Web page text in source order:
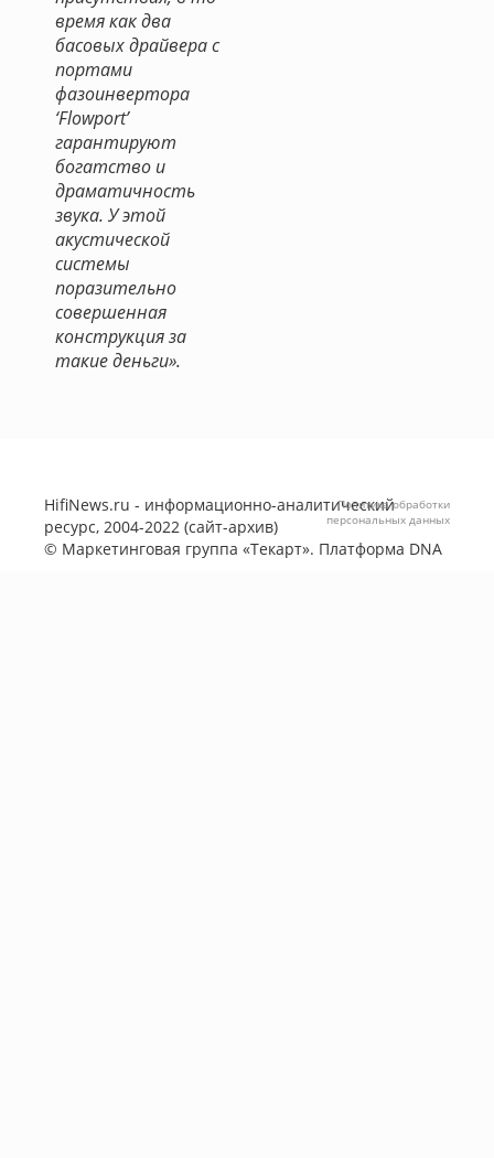
время как два
басовых драйвера с
портами
фазоинвертора
‘Flowport’
гарантируют
богатство и
драматичность
звука. У этой
акустической
системы
поразительно
совершенная
конструкция за
такие деньги».
HifiNews.ru - информационно-аналитический
ресурс, 2004-2022 (сайт-архив)
© Маркетинговая группа «Текарт». Платформа DNA
Политика обработки
персональных данных